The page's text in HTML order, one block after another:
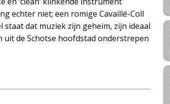
echter niet; een romige Cavaillé-Coll
staat dat muziek zijn geheim, zijn ideaal
uit de Schotse hoofdstad onderstrepen